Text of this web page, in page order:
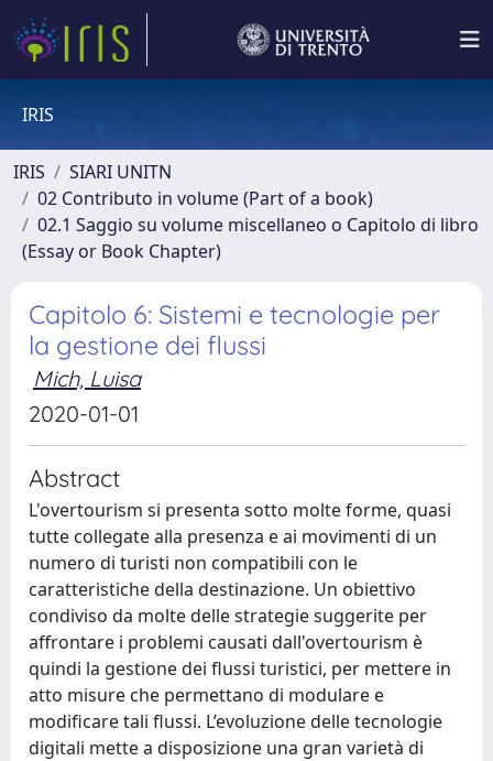
IRIS
IRIS
SIARI UNITN
02 Contributo in volume (Part of a book)
02.1 Saggio su volume miscellaneo o Capitolo di libro
(Essay or Book Chapter)
Capitolo 6: Sistemi e tecnologie per
la gestione dei flussi
Mich, Luisa
2020-01-01
Abstract
L'overtourism si presenta sotto molte forme, quasi
tutte collegate alla presenza e ai movimenti di un
numero di turisti non compatibili con le
caratteristiche della destinazione. Un obiettivo
condiviso da molte delle strategie suggerite per
affrontare i problemi causati dall'overtourism è
quindi la gestione dei flussi turistici, per mettere in
atto misure che permettano di modulare e
modificare tali flussi. L’evoluzione delle tecnologie
digitali mette a disposizione una gran varietà di